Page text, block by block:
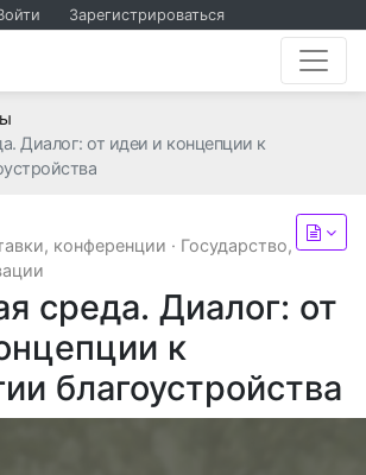
Зарегистрироваться
Диалог: от идеи и концепции к
конференции · Государство,
среда. Диалог: от
к
благоустройства